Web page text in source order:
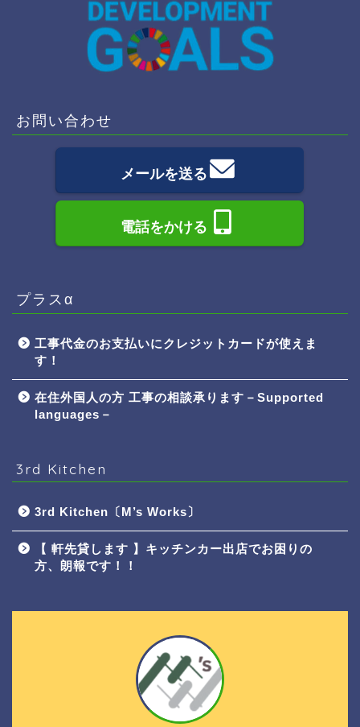
お問い合わせ
メールを送る
電話をかける
プラスα
工事代金のお支払いにクレジットカードが使えま
す！
在住外国人の方 工事の相談承ります－Supported
languages－
3rd Kitchen
3rd Kitchen〔M’s Works〕
【 軒先貸します 】キッチンカー出店でお困りの
方、朗報です！！